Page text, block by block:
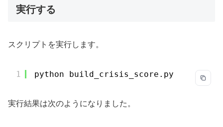
実行する
スクリプトを実行します。
1 python build_crisis_score.py
実行結果は次のようになりました。